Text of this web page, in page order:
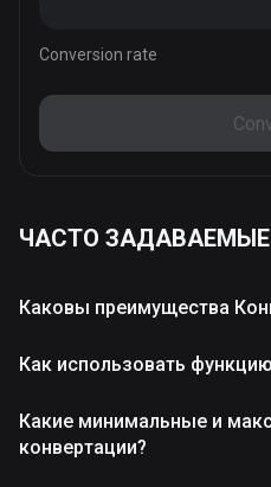
Conversion rate
ЧАСТО
Каковы преимущества
Как использовать
Какие минимальные и
конвертации?